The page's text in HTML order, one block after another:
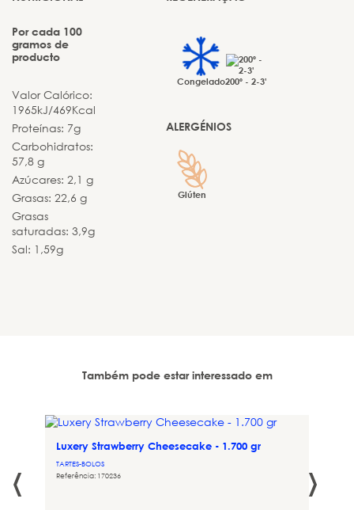
Por cada 100
gramos de
producto
Valor Calórico:
1965kJ/469Kcal
Proteínas: 7g
Carbohidratos:
57,8 g
Azúcares: 2,1 g
Grasas: 22,6 g
Grasas
saturadas: 3,9g
Sal: 1,59g
Congelado200º - 2-3'
ALERGÉNIOS
Glúten
Também pode estar interessado em
Luxery Strawberry Cheesecake - 1.700 gr
TARTES-BOLOS
Referência: 170236
‹ ›